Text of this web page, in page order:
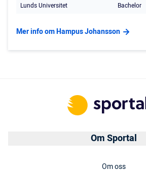
Lunds Universitet Bachelor
Mer info om Hampus Johansson
Om Sportal
Om oss